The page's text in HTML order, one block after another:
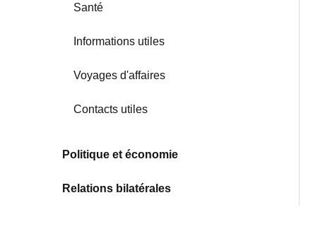
Santé
Informations utiles
Voyages d'affaires
Contacts utiles
Politique et économie
Relations bilatérales